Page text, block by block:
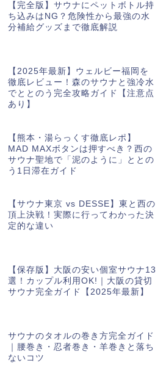
【完全版】サウナにペットボトル持
ち込みはNG？危険性から最強の水
分補給グッズまで徹底解説
【2025年最新】ウェルビー福岡を
徹底レビュー！森のサウナと強冷水
でととのう完全攻略ガイド【注意点
あり】
【熊本・湯らっくす徹底レポ】
MAD MAXボタンは押すべき？西の
サウナ聖地で「泥のように」ととの
う1日滞在ガイド
【サウナ東京 vs DESSE】東と西の
頂上決戦！実際に行ってわかった決
定的な違い
【保存版】大阪の安い個室サウナ13
選！カップル利用OK!｜大阪の貸切
サウナ完全ガイド【2025年最新】
サウナのタオルの巻き方完全ガイド
｜腰巻き・忍者巻き・羊巻きと落ち
ないコツ